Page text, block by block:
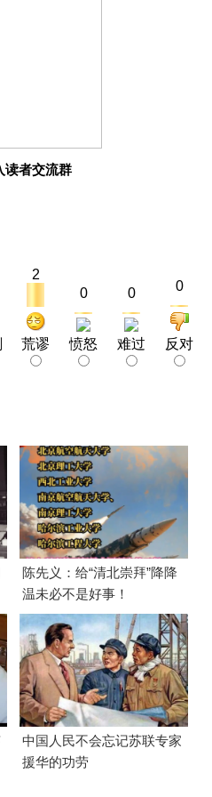
读者交流群
2
荒谬
0
愤怒
0
难过
0
反对
陈先义：给“清北崇拜”降降
温未必不是好事！
中国人民不会忘记苏联专家
援华的功劳